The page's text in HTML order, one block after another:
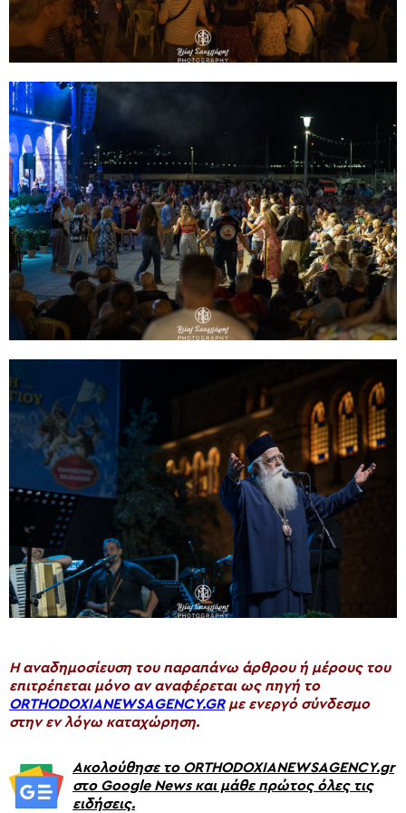
H αναδημοσίευση του παραπάνω άρθρου ή μέρους του
επιτρέπεται μόνο αν αναφέρεται ως πηγή το
ORTHODOXIANEWSAGENCY.GRμε ενεργό σύνδεσμο
στην εν λόγω καταχώρηση.
Ακολούθησε το ORTHODOXIANEWSAGENCY.gr
στο Google News και μάθε πρώτος όλες τις
ειδήσεις.